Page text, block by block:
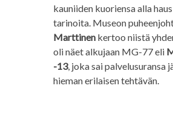
kauniiden kuoriensa alla
tarinoita. Museon
Marttinenkertoo niistä
oli näet alkujaan MG-77 eli
-13, joka sai palvelusuransa
hieman erilaisen tehtävän.